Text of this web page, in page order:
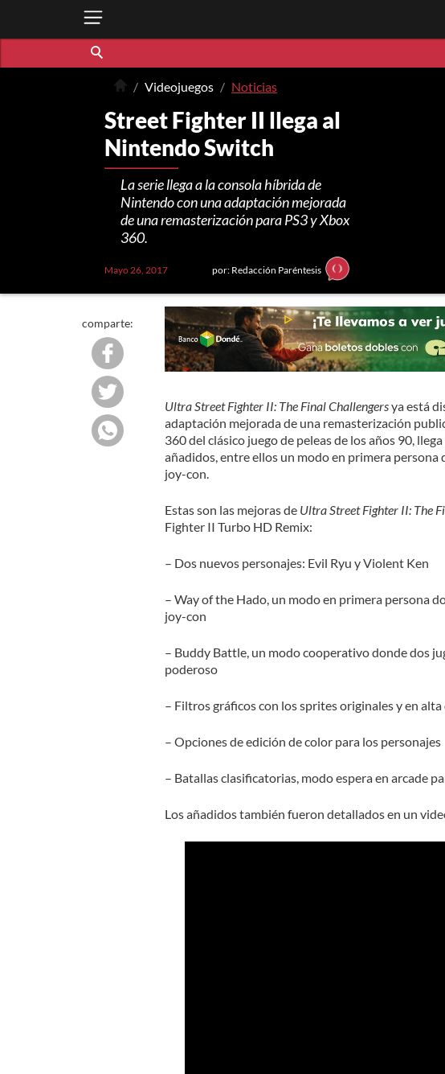
Videojuegos Noticias
Street Fighter II llega al
Nintendo Switch
La serie llega a la consola híbrida de
Nintendo con una adaptación mejorada
de una remasterización para PS3 y Xbox
360.
Mayo 26, 2017 por: Redacción Paréntesis
comparte:
Ultra Street Fighter II: The Final Challengersya está
adaptación mejorada de una remasterización
360 del clásico juego de peleas de los años 90,
añadidos, entre ellos un modo en primera
joy-con.
Estas son las mejoras de Ultra Street Fighter II: The
Fighter II Turbo HD Remix:
– Dos nuevos personajes: Evil Ryu y Violent Ken
– Way of the Hado, un modo en primera persona
joy-con
– Buddy Battle, un modo cooperativo donde dos
poderoso
– Filtros gráficos con lossprites originales y en
– Opciones de edición de color para los personajes
– Batallas clasificatorias, modo espera en arcade
Los añadidos también fueron detallados en un